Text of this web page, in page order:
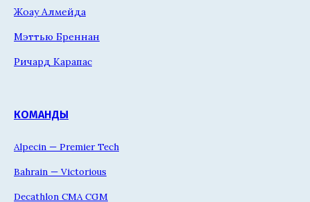
Жоау Алмейда
Мэттью Бреннан
Ричард Карапас
КОМАНДЫ
Alpecin — Premier Tech
Bahrain — Victorious
Decathlon CMA CGM